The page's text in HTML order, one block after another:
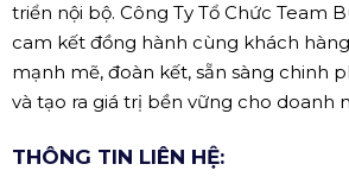
triển nội bộ. Công Ty Tổ Chức Team
cam kết đồng hành cùng khách
mạnh mẽ, đoàn kết, sẵn sàng chinh
và tạo ra giá trị bền vững cho doanh
THÔNG TIN LIÊN HỆ: